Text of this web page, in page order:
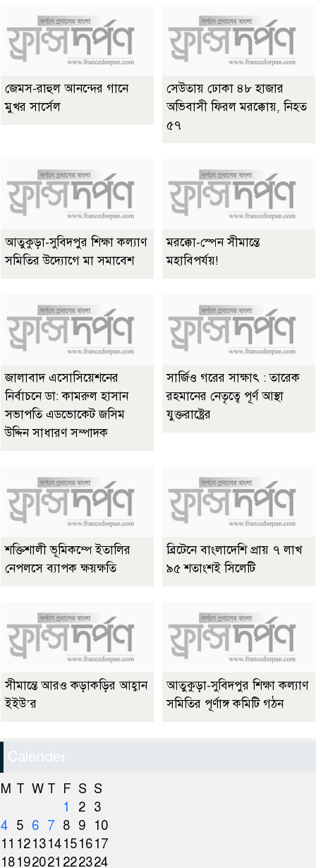
জেমস-রাহুল আনন্দের গানে
মুখর সার্সেল
সেউতায় ঢোকা ৪৮ হাজার
অভিবাসী ফিরল মরক্কোয়, নিহত
৫৭
আতুকুড়া-সুবিদপুর শিক্ষা কল্যাণ
সমিতির উদ্যোগে মা সমাবেশ
মরক্কো-স্পেন সীমান্তে
মহাবিপর্যয়!
জালাবাদ এসোসিয়েশনের
নির্বাচনে ডা: কামরুল হাসান
সভাপতি এডভোকেট জসিম
উদ্দিন সাধারণ সম্পাদক
সার্জিও গরের সাক্ষাৎ : তারেক
রহমানের নেতৃত্বে পূর্ণ আস্থা
যুক্তরাষ্ট্রের
শক্তিশালী ভূমিকম্পে ইতালির
নেপলসে ব্যাপক ক্ষয়ক্ষতি
ব্রিটেনে বাংলাদেশি প্রায় ৭ লাখ
৯৫ শতাংশই সিলেটি
সীমান্তে আরও কড়াকড়ির আহ্বান
ইইউ’র
আতুকুড়া-সুবিদপুর শিক্ষা কল্যাণ
সমিতির পূর্ণাঙ্গ কমিটি গঠন
Calender
M T W T F S S
1
2 3
4 5 6 7 8 9
10
11 121314151617
18192021 222324